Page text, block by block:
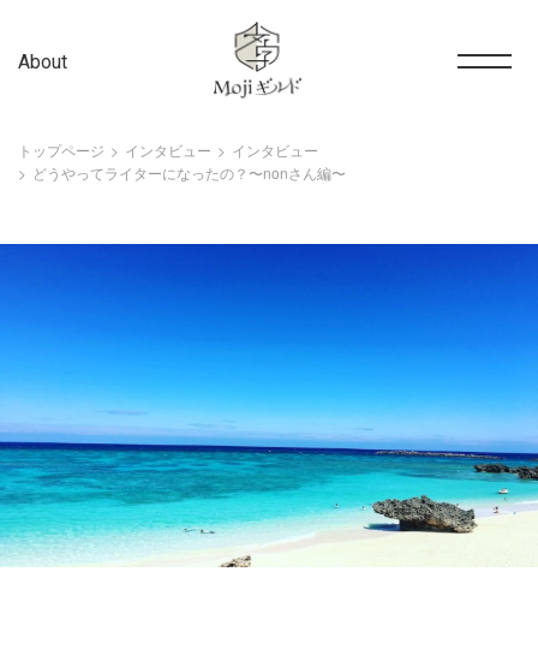
About
トップページ インタビュー
インタビュー
どうやってライターになったの？〜nonさん編〜